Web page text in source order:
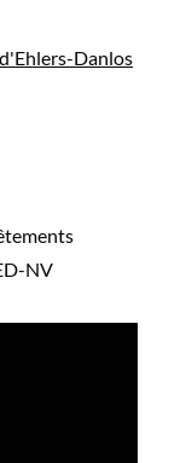
d'Ehlers-Danlos
NV